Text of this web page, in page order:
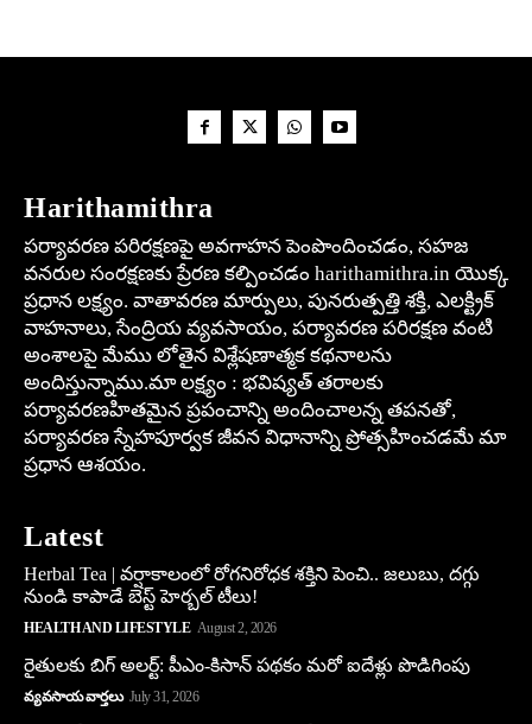
Harithamithra
పర్యావరణ పరిరక్షణపై అవగాహన పెంపొందించడం, సహజ
వనరుల సంరక్షణకు ప్రేరణ కల్పించడం harithamithra.in యొక్క
ప్రధాన లక్ష్యం. వాతావరణ మార్పులు, పునరుత్పత్తి శక్తి, ఎలక్ట్రిక్
వాహనాలు, సేంద్రియ వ్యవసాయం, పర్యావరణ పరిరక్షణ వంటి
అంశాలపై మేము లోతైన విశ్లేషణాత్మక కథనాలను
అందిస్తున్నాము.మా లక్ష్యం : భవిష్యత్ తరాలకు
పర్యావరణహితమైన ప్రపంచాన్ని అందించాలన్న తపనతో,
పర్యావరణ స్నేహపూర్వక జీవన విధానాన్ని ప్రోత్సహించడమే మా
ప్రధాన ఆశయం.
Latest
Herbal Tea | వర్షాకాలంలో రోగనిరోధక శక్తిని పెంచి.. జలుబు, దగ్గు
నుండి కాపాడే బెస్ట్ హెర్బల్ టీలు!
HEALTH AND LIFESTYLE August 2, 2026
రైతులకు బిగ్ అలర్ట్: పీఎం-కిసాన్ పథకం మరో ఐదేళ్లు పొడిగింపు
వ్యవసాయ వార్తలు July 31, 2026